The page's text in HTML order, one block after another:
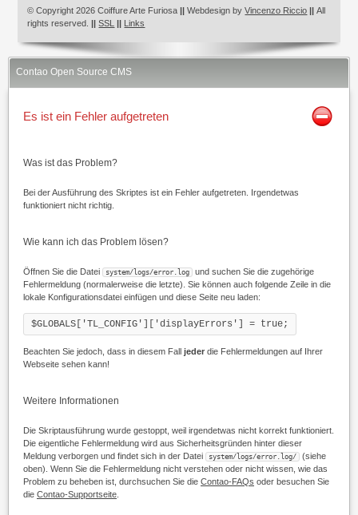
© Copyright 2026 Coiffure Arte Furiosa|| Webdesign byVincenzo Riccio || All
rights reserved.|| SSL || Links
Contao Open Source CMS
Es ist ein Fehler aufgetreten
Was ist das Problem?
Bei der Ausführung des Skriptes ist ein Fehler aufgetreten. Irgendetwas
funktioniert nicht richtig.
Wie kann ich das Problem lösen?
Öffnen Sie die Datei system/logs/error.log
und suchen Sie die zugehörige
Fehlermeldung (normalerweise die letzte). Sie können auch folgende Zeile in die
lokale Konfigurationsdatei einfügen und diese Seite neu laden:
$GLOBALS['TL_CONFIG']['displayErrors'] = true;
Beachten Sie jedoch, dass in diesem Fall jeder die Fehlermeldungen auf Ihrer
Webseite sehen kann!
Weitere Informationen
Die Skriptausführung wurde gestoppt, weil irgendetwas nicht korrekt funktioniert.
Die eigentliche Fehlermeldung wird aus Sicherheitsgründen hinter dieser
Meldung verborgen und findet sich in der Datei
system/logs/error.log/
(siehe
oben). Wenn Sie die Fehlermeldung nicht verstehen oder nicht wissen, wie das
Problem zu beheben ist, durchsuchen Sie die Contao-FAQs oder besuchen Sie
die Contao-Supportseite